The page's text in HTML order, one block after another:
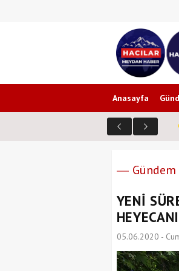
Anasayfa
Gündem
YENİ
HEYECANI
05.06.2020 -